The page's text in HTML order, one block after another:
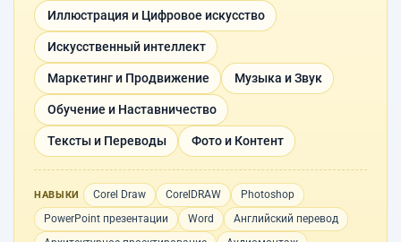
Иллюстрация и Цифровое искусство
Искусственный интеллект
Маркетинг и Продвижение Музыка и Звук
Обучение и Наставничество
Тексты и Переводы Фото и Контент
НАВЫКИ Corel Draw CorelDRAW
Photoshop
PowerPoint презентации
Word
Английский перевод